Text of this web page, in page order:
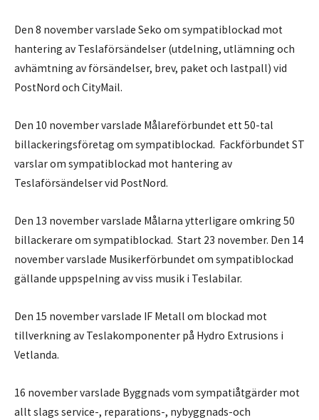
Den 8 november varslade Seko om sympatiblockad mot
hantering av Teslaförsändelser (utdelning, utlämning och
avhämtning av försändelser, brev, paket och lastpall) vid
PostNord och CityMail.
Den 10 november varslade Målareförbundet ett 50-tal
billackeringsföretag om sympatiblockad. Fackförbundet ST
varslar om sympatiblockad mot hantering av
Teslaförsändelser vid PostNord.
Den 13 november varslade Målarna ytterligare omkring 50
billackerare om sympatiblockad. Start 23 november. Den 14
november varslade Musikerförbundet om sympatiblockad
gällande uppspelning av viss musik i Teslabilar.
Den 15 november varslade IF Metall om blockad mot
tillverkning av Teslakomponenter på Hydro Extrusions i
Vetlanda.
16 november varslade Byggnads vom sympatiåtgärder mot
allt slags service-, reparations-, nybyggnads-och